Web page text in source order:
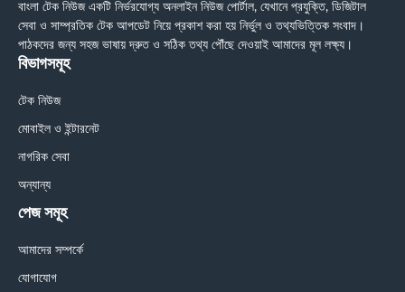
বাংলা টেক নিউজ একটি নির্ভরযোগ্য অনলাইন নিউজ পোর্টাল, যেখানে প্রযুক্তি, ডিজিটাল
সেবা ও সাম্প্রতিক টেক আপডেট নিয়ে প্রকাশ করা হয় নির্ভুল ও তথ্যভিত্তিক সংবাদ।
পাঠকদের জন্য সহজ ভাষায় দ্রুত ও সঠিক তথ্য পৌঁছে দেওয়াই আমাদের মূল লক্ষ্য।
বিভাগসমূহ
টেক নিউজ
মোবাইল ও ইন্টারনেট
নাগরিক সেবা
অন্যান্য
পেজ সমূহ
আমাদের সম্পর্কে
যোগাযোগ